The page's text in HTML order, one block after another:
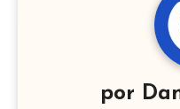
por